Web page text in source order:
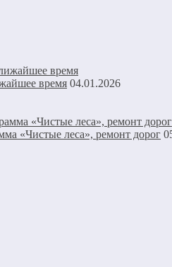
время 04.01.2026
«Чистые леса», ремонт дорог